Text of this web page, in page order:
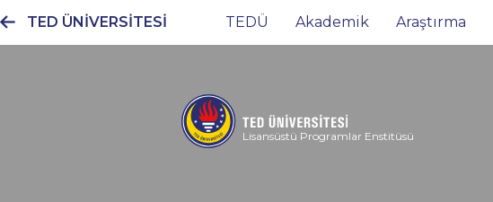
TED ÜNİVERSİTESİ
Ana
menüsü
TEDÜ Akademik Araştırma
Lisansüstü Programlar Enstitüsü